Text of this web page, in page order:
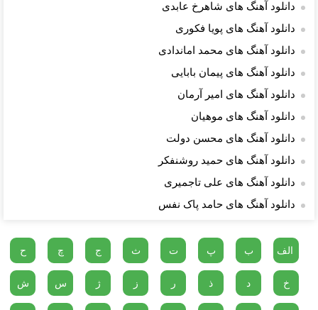
دانلود آهنگ های شاهرخ عابدی
دانلود آهنگ های پویا فکوری
دانلود آهنگ های محمد اماندادی
دانلود آهنگ های پیمان بابایی
دانلود آهنگ های امیر آرمان
دانلود آهنگ های موهیان
دانلود آهنگ های محسن دولت
دانلود آهنگ های حمید روشنفکر
دانلود آهنگ های علی تاجمیری
دانلود آهنگ های حامد پاک نفس
الف ب پ ت ث ج چ ح
خ د ذ ر ز ژ س ش